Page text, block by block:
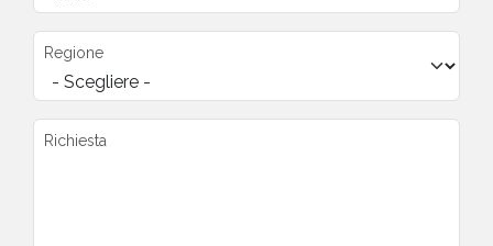
Regione
Richiesta